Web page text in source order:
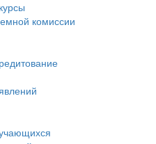
комиссии